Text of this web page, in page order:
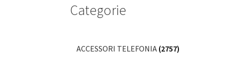
Categorie
ACCESSORI TELEFONIA (2757)